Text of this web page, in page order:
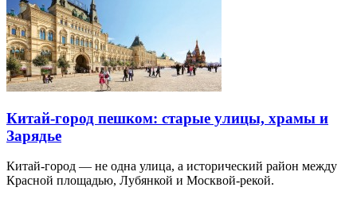
Китай-город пешком: старые улицы, храмы и
Зарядье
Китай-город — не одна улица, а исторический район между
Красной площадью, Лубянкой и Москвой-рекой.